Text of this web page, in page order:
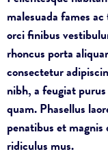
malesuada fames
orci finibus
rhoncus porta
consectetur
nibh, a feugiat
quam. Phasellus
penatibus et
ridiculus mus.